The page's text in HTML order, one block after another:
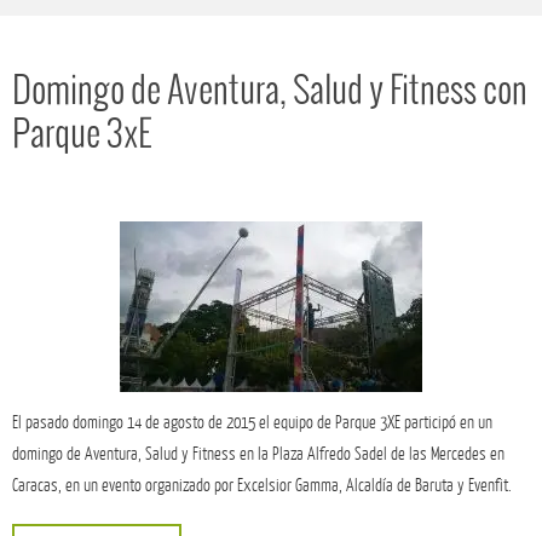
Domingo de Aventura, Salud y Fitness con
Parque 3xE
El pasado domingo 14 de agosto de 2015 el equipo de Parque 3XE participó en un
domingo de Aventura, Salud y Fitness en la Plaza Alfredo Sadel de las Mercedes en
Caracas, en un evento organizado por Excelsior Gamma, Alcaldía de Baruta y Evenfit.